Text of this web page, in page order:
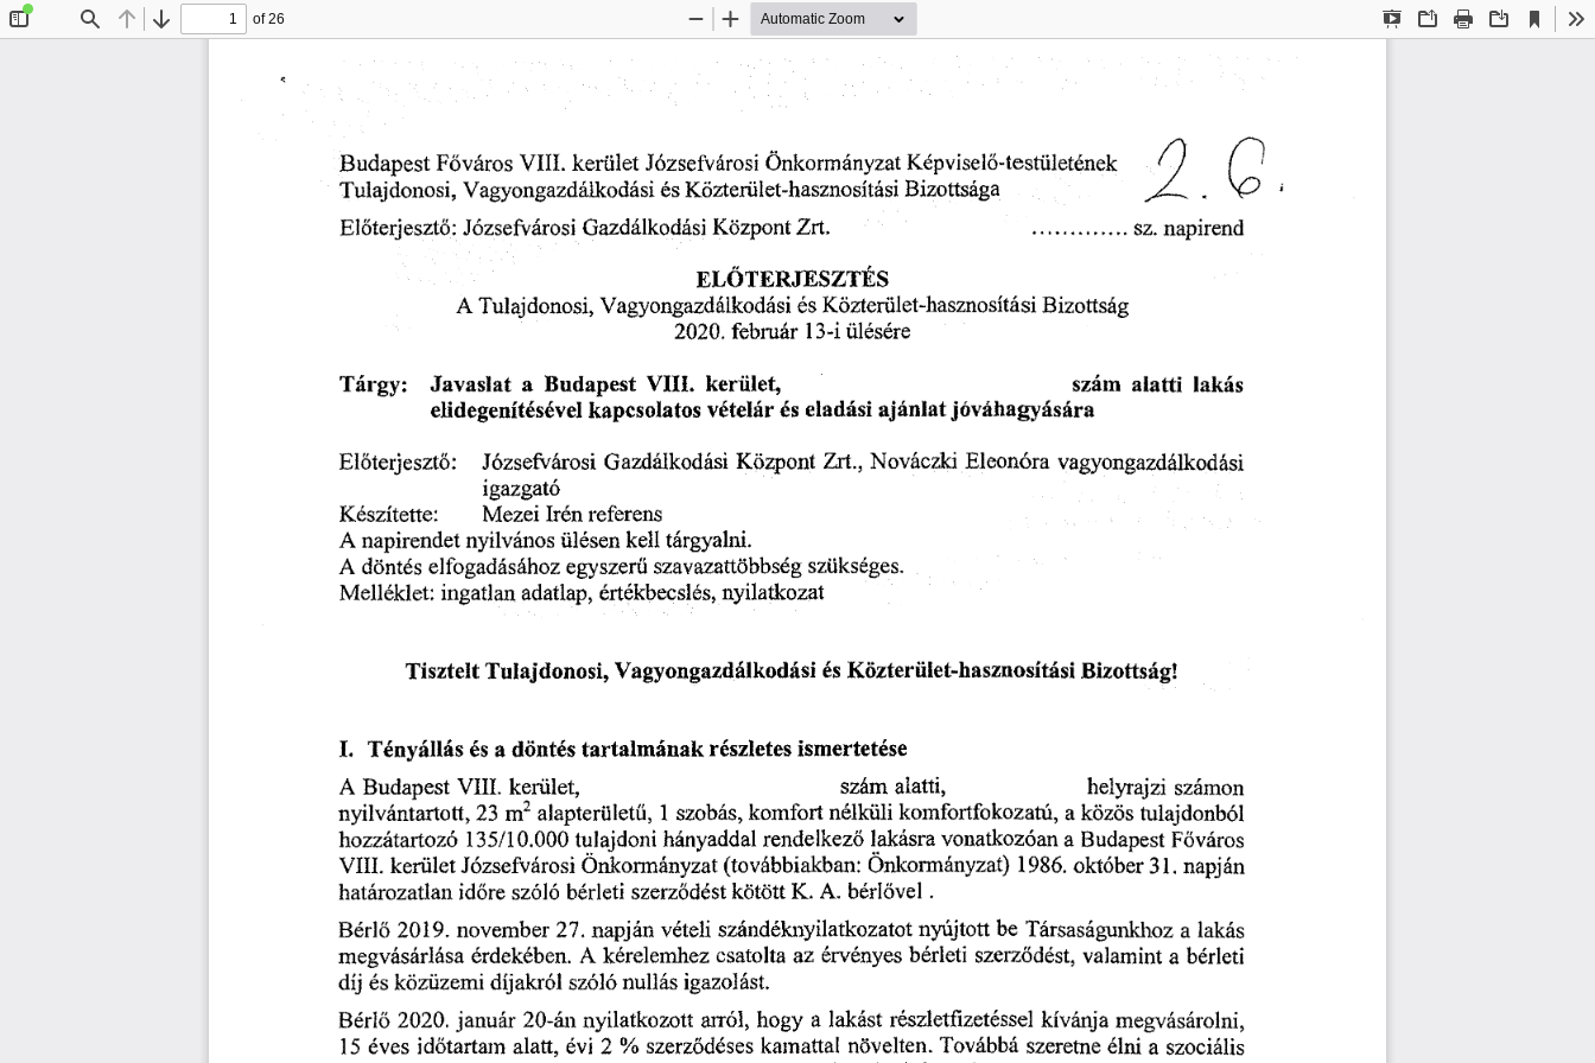
Find Previous
Next
of 26
Presentation
OpenPrint Download
Current
View
Zoom
Zoom
Budapest Főváros VIII. kerület Józsefvárosi Önkormányzat Képviselő-testületének
Tulajdonosi, Vagyongazdálkodási és Közterület-hasznosítási Bizottsága
Elöterjesztő: Józsefvárosi Gazdálkodási Központ Zrt. sz. napirend
ELŐ TERJESZTÉS
A Tulajdonosi, Vagyongazdálkodási és Közterület-hasznosítási Bizottság
2020. február 13-i ülésére
Tárgy: Javaslat a Budapest VIII. kerület, szám alatti lakás
elidegenítésével kapcsolatos vételár és eladási ajánlat jóváhagyására
Előterjesztő: Józsefvárosi Gazdálkodási Központ Zrt., Nováczki Eleonóra vagyongazdálkodási
igazgató
Készítette:
Mezei Irén referens
A napirendet nyilvános ülésen kell tárgyalni.
A döntés elfogadásához egyszerű szavazattöbbség szükséges.
Melléklet: ingatlan adatlap, értékbecslés, nyilatkozat
Tisztelt Tulajdonosi, Vagyongazdálkodási és Közterület-hasznosítási Bizottság!
Tényállás és a döntés tartalmának részletes ismertetése
A Budapest VIII. kerület, szám alatti, helyrajzi számon
nyilvántartott, 23 m2 alapterület ű , 1 szobás, komfort nélküli komfortfokozatú, a közös tulajdonból
hozzátartozó 135/10.000 tulajdoni hányaddal rendelkező lakásra vonatkozóan a Budapest Főváros
VIII. kerület Józsefvárosi Önkormányzat (továbbiakban: Önkormányzat) 1986. október 31.
napján
határozatlan időre szóló bérleti szerződést kötött K. A. bérlővel
Bérlő 2019. november 27. napján vételi szándéknyilatkozatot nyújtott be Társaságunkhoz a lakás
megvásárlása érdekében. A kérelemhez csatolta az érvényes bérleti szerződést, valamint a bérleti
díj és közüzemi díjakról szóló nullás igazolást.
Bérlő 2020. január 20-án nyilatkozott arról, hogy a lakást részletfizetéssel kívánja megvásárolni,
15 eves időtartam alatt, évi 2 % szerződéses kamattal növelten. Továbbá szeretne élni a szociális
e